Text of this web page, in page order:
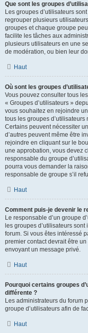
Que sont les groupes
Les groupes d’utilisateurs
regrouper plusieurs
groupes et chaque groupe
facilite les tâches aux
plusieurs utilisateurs en une
de modération, ou bien leur
Haut
Où sont les groupes
Vous pouvez consulter tous
« Groupes d’utilisateurs »
vous souhaitez en rejoindre
tous les groupes
Certains peuvent nécessiter
d’autres peuvent même être
rejoindre en cliquant sur le
une approbation, vous devez
responsable du groupe
pourra vous demander la
responsable de groupe s’il
Haut
Comment puis-je devenir le
Le responsable d’un groupe
les groupes d’utilisateurs
forum. Si vous êtes intéressé
premier contact devrait être
envoyant un message privé.
Haut
Pourquoi certains groupes
différente ?
Les administrateurs du forum
groupe d’utilisateurs afin de
Haut